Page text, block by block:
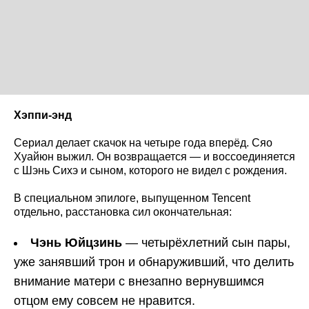
Хэппи-энд
Сериал делает скачок на четыре года вперёд. Сяо
Хуайюн выжил. Он возвращается — и воссоединяется
с Шэнь Сихэ и сыном, которого не видел с рождения.
В специальном эпилоге, выпущенном Tencent
отдельно, расстановка сил окончательная:
Чэнь Юйцзинь — четырёхлетний сын пары,
уже занявший трон и обнаруживший, что делить
внимание матери с внезапно вернувшимся
отцом ему совсем не нравится.